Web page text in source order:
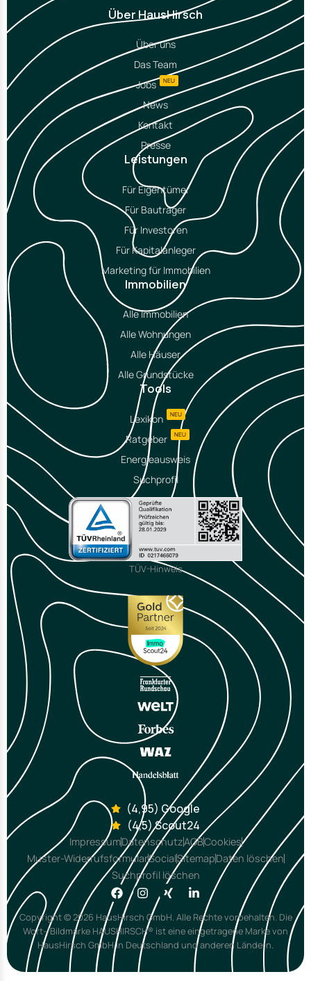
Über HausHirsch
Über uns
Das Team
Jobs
NEU
News
Kontakt
Presse
Leistungen
Für Eigentümer
Für Bauträger
Für Investoren
Für Kapitalanleger
Marketing für Immobilien
Immobilien
Alle Immobilien
Alle Wohnungen
Alle Häuser
Alle Grundstücke
Tools
Lexikon NEU
Ratgeber NEU
Energieausweis
Suchprofil
TÜV-Hinweis
(4,95) Google
(4,5) Scout24
ImpressumDatenschutzAGBCookies
Muster-WiderrufsformularSocialSitemapDaten löschen
Suchprofil löschen
Copyright © 2026 HausHirsch GmbH. Alle Rechte vorbehalten. Die
Wort-/Bildmarke HAUSHIRSCH® ist eine eingetragene Marke von
HausHirsch GmbH in Deutschland und anderen Ländern.